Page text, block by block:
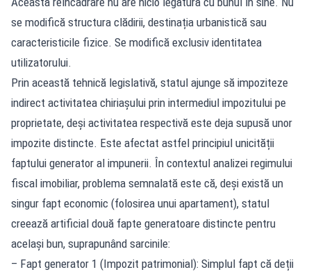
se modifică structura clădirii, destinația urbanistică sau
caracteristicile fizice. Se modifică exclusiv identitatea
utilizatorului.
Prin această tehnică legislativă, statul ajunge să impoziteze
indirect activitatea chiriașului prin intermediul impozitului pe
proprietate, deși activitatea respectivă este deja supusă unor
impozite distincte. Este afectat astfel principiul unicității
faptului generator al impunerii. În contextul analizei regimului
fiscal imobiliar, problema semnalată este că, deși există un
singur fapt economic (folosirea unui apartament), statul
creează artificial două fapte generatoare distincte pentru
același bun, suprapunând sarcinile:
– Fapt generator 1 (Impozit patrimonial): Simplul fapt că deții